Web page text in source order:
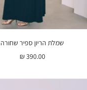
שמלת הריון ספיר שחורה
מחיר
390.00 ₪